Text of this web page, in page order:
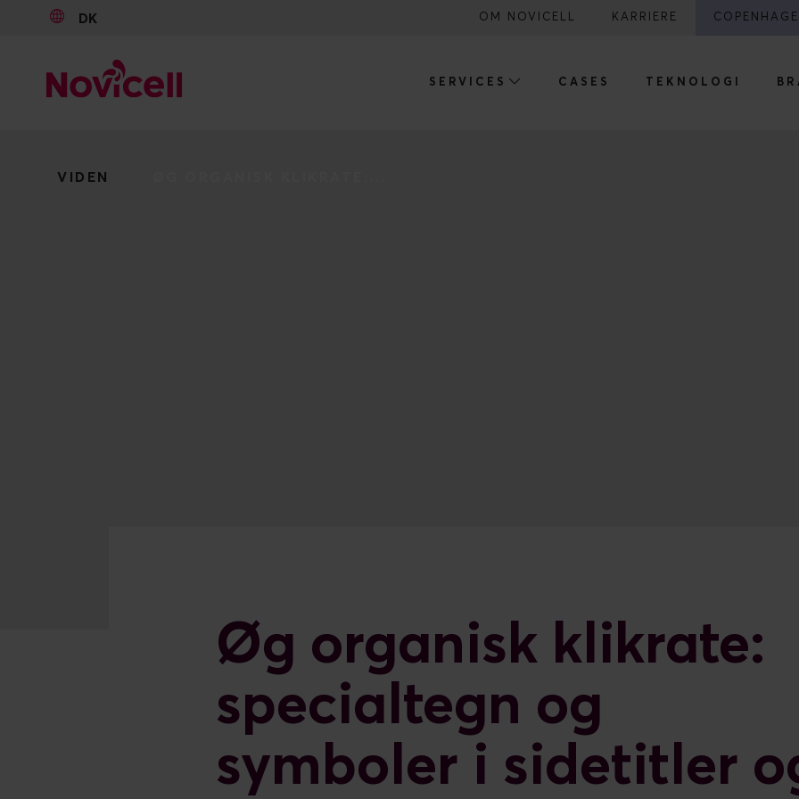
DK OM NOVICELL KARRIERE
SERVICES CASES TEKNOLOGI
VIDEN
Øg organisk klikrate:
specialtegn og
symboler i sidetitler